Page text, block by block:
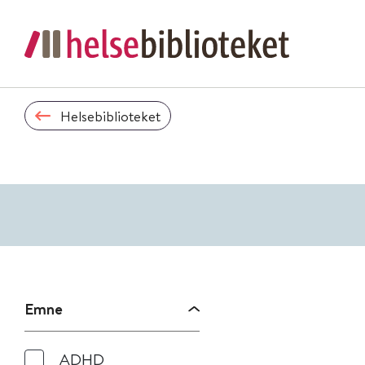
Helsebiblioteket
Emne
ADHD